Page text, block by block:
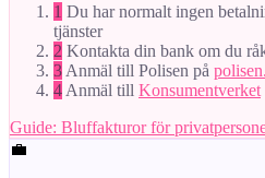
1 Du har normalt ingen
tjänster
2 Kontakta din bank om du
3 Anmäl till Polisen på
4 Anmäl till Konsumentverket
Guide: Bluffakturor för
💼